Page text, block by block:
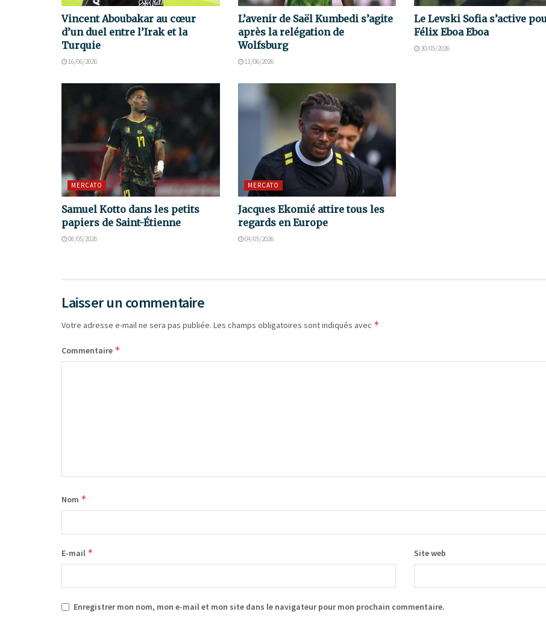
Vincent Aboubakar au cœur
d’un duel entre l’Irak et la
Turquie
16/06/2026
L’avenir de Saël Kumbedi s’agite
après la relégation de
Wolfsburg
11/06/2026
Le Levski Sofia s’active
Félix Eboa Eboa
30/05/2026
MERCATO
Samuel Kotto dans les petits
papiers de Saint-Étienne
08/05/2026
MERCATO
Jacques Ekomié attire tous les
regards en Europe
04/05/2026
Laisser un commentaire
Votre adresse e-mail ne sera pas publiée. Les champs obligatoires sont indiqués avec *
Commentaire *
Nom *
E-mail * Site web
Enregistrer mon nom, mon e-mail et mon site dans le navigateur pour mon prochain commentaire.